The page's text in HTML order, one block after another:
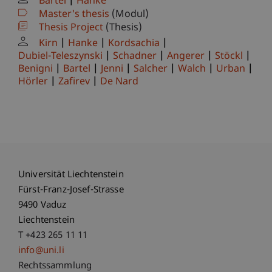
Master's thesis (Modul)
Thesis Project (Thesis)
Kirn
Hanke
Kordsachia
Dubiel-Teleszynski
Schadner Angerer
Stöckl
Benigni
Bartel Jenni Salcher Walch
Urban
Hörler
Zafirev De Nard
Universität Liechtenstein
Fürst-Franz-Josef-Strasse
9490 Vaduz
Liechtenstein
T +423 265 11 11
info@uni.li
Fußzeile Rechtliche Hinweise
Rechtssammlung